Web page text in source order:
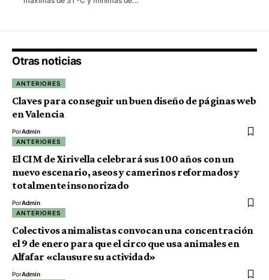
Otras noticias
ANTERIORES
Claves para conseguir un buen diseño de páginas web
en Valencia
PorAdmin
ANTERIORES
El CIM de Xirivella celebrará sus 100 años con un
nuevo escenario, aseos y camerinos reformados y
totalmente insonorizado
PorAdmin
ANTERIORES
Colectivos animalistas convocan una concentración
el 9 de enero para que el circo que usa animales en
Alfafar «clausure su actividad»
PorAdmin